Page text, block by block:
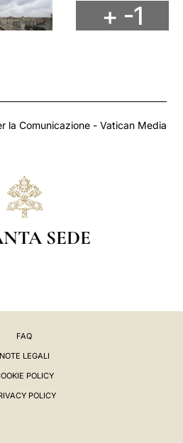
+ -1
la Comunicazione - Vatican Media
SEDE
FAQ
NOTE LEGALI
POLICY
POLICY